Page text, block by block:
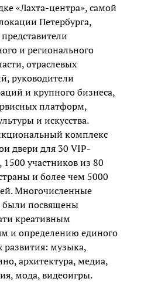
«Лахта-центра», самой
Петербурга,
и регионального
отраслевых
руководители
и крупного бизнеса,
платформ,
и искусства.
комплекс
двери для 30 VIP-
1500 участников из 80
и более чем 5000
Многочисленные
были посвящены
креативным
и определению единого
развития: музыка,
архитектура, медиа,
мода, видеоигры.